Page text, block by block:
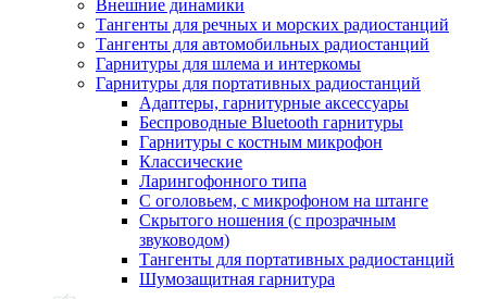
Внешние динамики
Тангенты для речных и морских радиостанций
Тангенты для автомобильных радиостанций
Гарнитуры для шлема и интеркомы
Гарнитуры для портативных радиостанций
Адаптеры, гарнитурные аксессуары
Беспроводные Bluetooth гарнитуры
Гарнитуры с костным микрофон
Классические
Ларингофонного типа
С оголовьем, с микрофоном на штанге
Скрытого ношения (с прозрачным
звуководом)
Тангенты для портативных радиостанций
Шумозащитная гарнитура